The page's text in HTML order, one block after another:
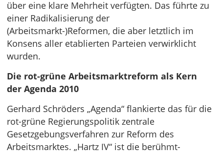
über eine klare Mehrheit verfügten. Das führte zu
einer Radikalisierung der
(Arbeitsmarkt-)Reformen, die aber letztlich im
Konsens aller etablierten Parteien verwirklicht
wurden.
Die rot-grüne Arbeitsmarktreform als Kern
der Agenda 2010
Gerhard Schröders „Agenda“ flankierte das für die
rot-grüne Regierungspolitik zentrale
Gesetzgebungsverfahren zur Reform des
Arbeitsmarktes. „Hartz IV“ ist die berühmt-